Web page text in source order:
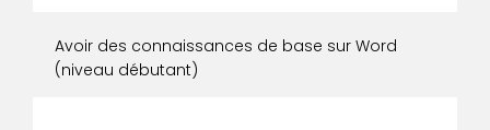
Avoir des connaissances de base sur Word
(niveau débutant)